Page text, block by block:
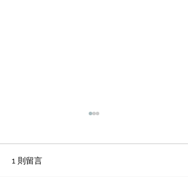
office裝修輕磚的主要功能
1、重量輕：絕對乾容重500-
1 則留言